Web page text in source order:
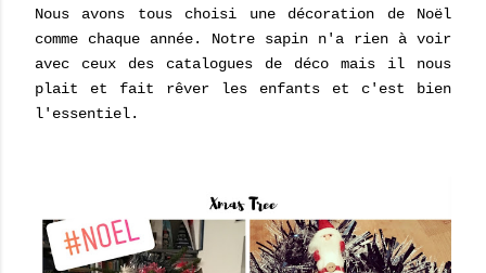
Nous avons tous choisi une décoration de Noël
comme chaque année. Notre sapin n'a rien à voir
avec ceux des catalogues de déco mais il nous
plait et fait rêver les enfants et c'est bien
l'essentiel.